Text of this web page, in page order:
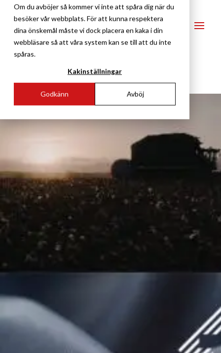
Om du avböjer så kommer vi inte att spåra dig när du
besöker vår webbplats. För att kunna respektera
dina önskemål måste vi dock placera en kaka i din
webbläsare så att våra system kan se till att du inte
spåras.
Kakinställningar
Godkänn Avböj